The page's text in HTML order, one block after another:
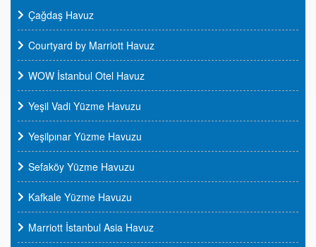
Çağdaş Havuz
Courtyard by Marriott Havuz
WOW İstanbul Otel Havuz
Yeşil Vadi Yüzme Havuzu
Yeşilpınar Yüzme Havuzu
Sefaköy Yüzme Havuzu
Kafkale Yüzme Havuzu
Marriott İstanbul Asia Havuz